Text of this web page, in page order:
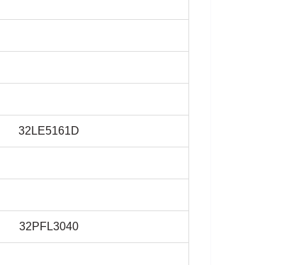
32LE5161D
32PFL3040